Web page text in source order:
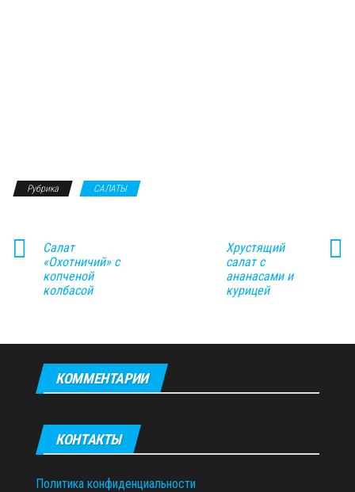
Рубрика САЛАТЫ
Салат
«Охотничий» с
копченой
колбасой
Хрустящий
салат с
ананасами и
курицей
КОММЕНТАРИИ
КОНТАКТЫ
Политика конфиденциальности